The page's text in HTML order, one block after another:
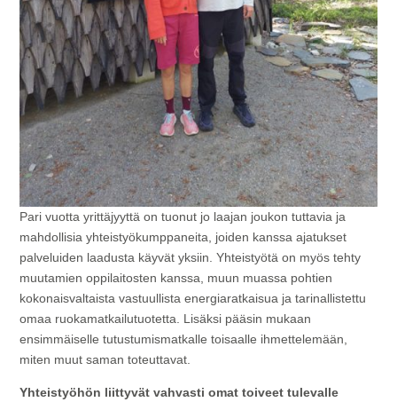
Pari vuotta yrittäjyyttä on tuonut jo laajan joukon tuttavia ja
mahdollisia yhteistyökumppaneita, joiden kanssa ajatukset
palveluiden laadusta käyvät yksiin. Yhteistyötä on myös tehty
muutamien oppilaitosten kanssa, muun muassa pohtien
kokonaisvaltaista vastuullista energiaratkaisua ja tarinallistettu
omaa ruokamatkailutuotetta. Lisäksi pääsin mukaan
ensimmäiselle tutustumismatkalle toisaalle ihmettelemään,
miten muut saman toteuttavat.
Yhteistyöhön liittyvät vahvasti omat toiveet tulevalle